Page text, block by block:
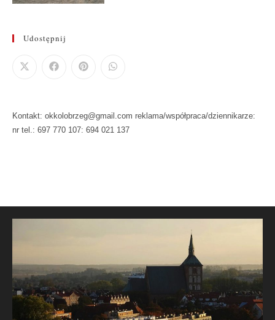
Udostępnij
Kontakt: okkolobrzeg@gmail.com reklama/współpraca/dziennikarze:
nr tel.: 697 770 107: 694 021 137